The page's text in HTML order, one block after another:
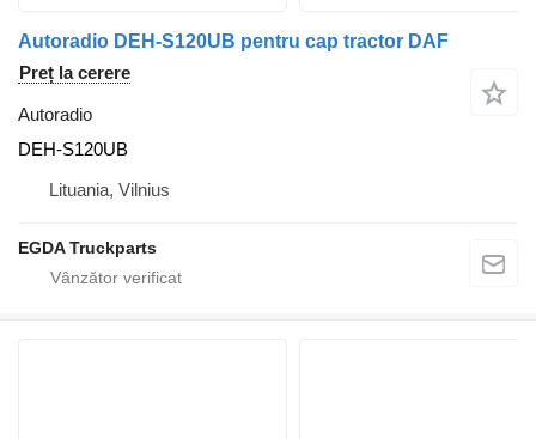
Autoradio DEH-S120UB pentru cap tractor DAF
Preț la cerere
Autoradio
DEH-S120UB
Lituania, Vilnius
EGDA Truckparts